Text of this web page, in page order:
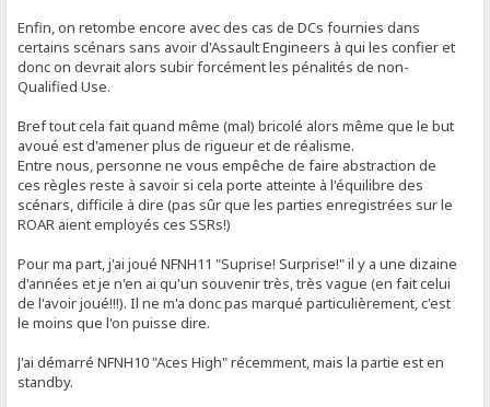
Enfin, on retombe encore avec des cas de DCs fournies dans
certains scénars sans avoir d'Assault Engineers à qui les confier et
donc on devrait alors subir forcément les pénalités de non-
Qualified Use.
Bref tout cela fait quand même (mal) bricolé alors même que le but
avoué est d'amener plus de rigueur et de réalisme.
Entre nous, personne ne vous empêche de faire abstraction de
ces règles reste à savoir si cela porte atteinte à l'équilibre des
scénars, difficile à dire (pas sûr que les parties enregistrées sur le
ROAR aient employés ces SSRs!)
Pour ma part, j'ai joué NFNH11 "Suprise! Surprise!" il y a une dizaine
d'années et je n'en ai qu'un souvenir très, très vague (en fait celui
de l'avoir joué!!!). Il ne m'a donc pas marqué particulièrement, c'est
le moins que l'on puisse dire.
J'ai démarré NFNH10 "Aces High" récemment, mais la partie est en
standby.